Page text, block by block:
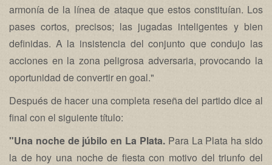
armonía de la línea de ataque que estos constituían. Los
pases cortos, precisos; las jugadas inteligentes y bien
definidas. A la insistencia del conjunto que condujo las
acciones en la zona peligrosa adversaria, provocando la
oportunidad de convertir en goal."
Después de hacer una completa reseña del partido dice al
final con el siguiente título:
"Una noche de júbilo en La Plata.Para La Plata ha sido
la de hoy una noche de fiesta con motivo del triunfo del